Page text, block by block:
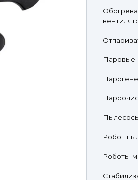
Паровые
Робот
Роботы-